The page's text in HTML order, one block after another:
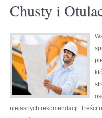
Chusty i
niejasnych rekomendacji. Treści